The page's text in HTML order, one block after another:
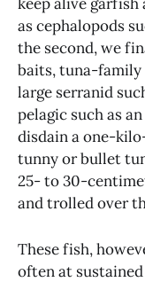
as cephalopods
the second, we
baits, tuna-family
large serranid
pelagic such as
disdain a one-
tunny or bullet
25- to 30-
and trolled over
These fish,
often at